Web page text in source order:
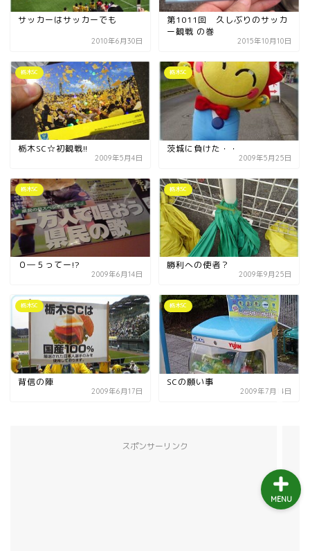
サッカーはサッカーでも
2010年6月30日
第1011回 久しぶりのサッカ
ー観戦 の巻
2015年10月10日
栃木SC
栃木SC☆初観戦!!
2009年5月4日
栃木SC
茨城に負けた・・
2009年5月25日
栃木SC
０―５ってー!?
2009年6月14日
栃木SC
勝利への使者？
2009年9月25日
栃木SC
背信の陣
2009年6月17日
栃木SC
SCの願い事
2009年7月14日
スポンサーリンク
MENU
芳賀町
上三川町
真岡市
壬生町
益子町
日光アイスバックス
埼玉ブロンコス